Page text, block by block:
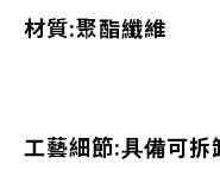
材質:聚酯纖維
工藝細節:具備可拆